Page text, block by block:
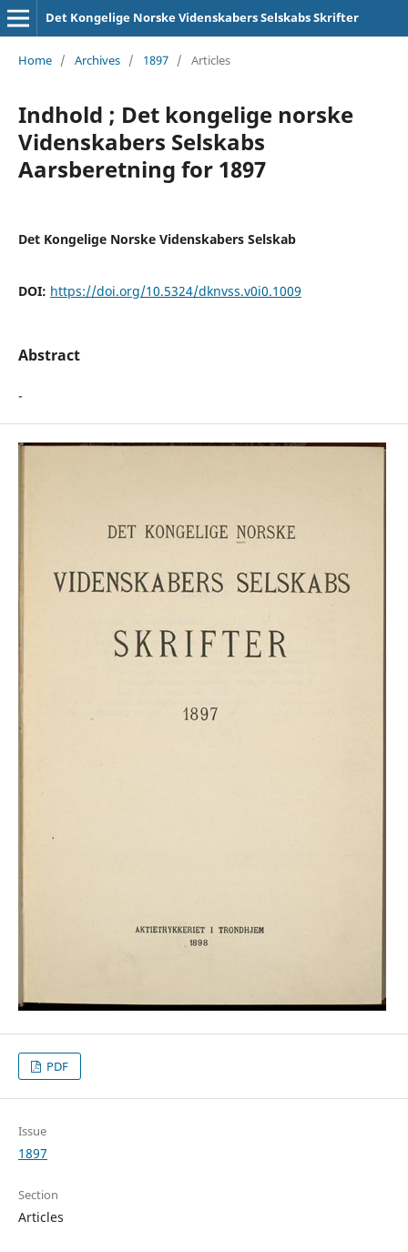
Det Kongelige Norske Videnskabers Selskabs Skrifter
Home / Archives / 1897 / Articles
Indhold ; Det kongelige norske
Videnskabers Selskabs
Aarsberetning for 1897
Det Kongelige Norske Videnskabers Selskab
DOI: https://doi.org/10.5324/dknvss.v0i0.1009
Abstract
-
PDF
Issue
1897
Section
Articles